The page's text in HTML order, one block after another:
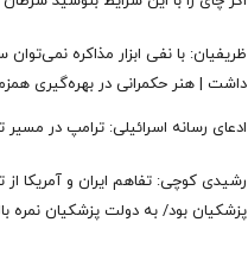
ظریفیان: با نفی ابزار مذاکره
داشت | هنر حکمرانی در بهره‌گیری
ادعای رسانه اسرائیلی: ترامپ در مسیر
رشیدی کوچی: تفاهم ایران و آمریکا
یقین بدانید اگر هر فرد دیگری جای